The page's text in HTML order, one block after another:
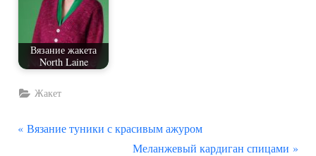
Вязание жакета
North Laine
Жакет
Навигация
П
Вязание туники с красивым ажуром
С
Меланжевый кардиган спицами